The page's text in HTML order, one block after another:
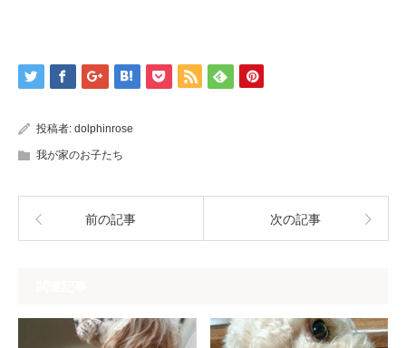
投稿者: dolphinrose
我が家のお子たち
前の記事 次の記事